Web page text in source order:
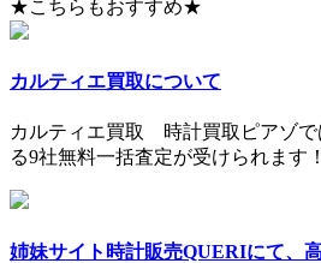
★こちらもおすすめ★
カルティエ買取について
カルティエ買取 時計買取ピアゾで
る9社無料一括査定が受けられます
姉妹サイト時計販売QUERIにて、